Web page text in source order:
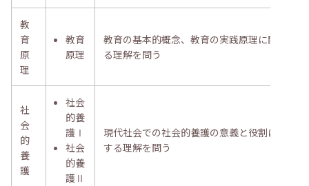
教
育
原
理
教育
原理
教育の基本的概念、教育の実践原理に関す
る理解を問う
社
会
的
養
護
社会
的養
護Ⅰ
社会
的養
護Ⅱ
現代社会での社会的養護の意義と役割に関
する理解を問う